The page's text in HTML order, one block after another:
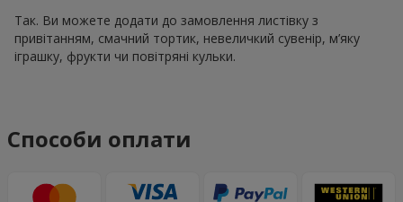
Так. Ви можете додати до замовлення листівку з
привітанням, смачний тортик, невеличкий сувенір, м’яку
іграшку, фрукти чи повітряні кульки.
Способи оплати